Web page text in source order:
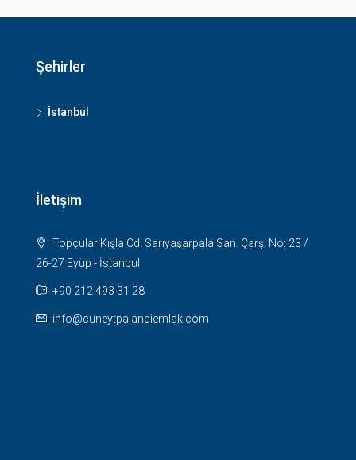
Şehirler
İstanbul
İletişim
Topçular Kışla Cd. Sarıyaşarpala San. Çarş. No: 23 /
26-27 Eyüp - İstanbul
+90 212 493 31 28
info@cuneytpalanciemlak.com